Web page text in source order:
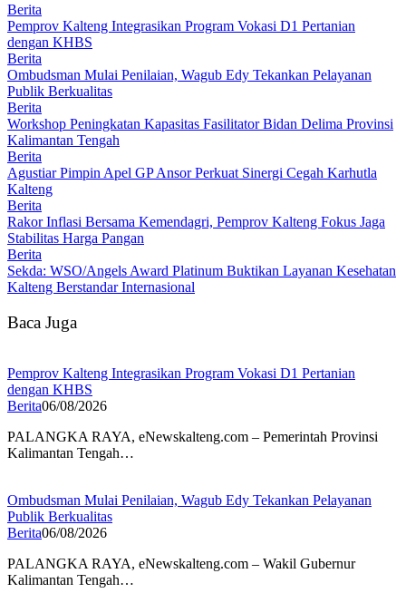
Berita
Pemprov Kalteng Integrasikan Program Vokasi D1 Pertanian
dengan KHBS
Berita
Ombudsman Mulai Penilaian, Wagub Edy Tekankan Pelayanan
Publik Berkualitas
Berita
Workshop Peningkatan Kapasitas Fasilitator Bidan Delima Provinsi
Kalimantan Tengah
Berita
Agustiar Pimpin Apel GP Ansor Perkuat Sinergi Cegah Karhutla
Kalteng
Berita
Rakor Inflasi Bersama Kemendagri, Pemprov Kalteng Fokus Jaga
Stabilitas Harga Pangan
Berita
Sekda: WSO/Angels Award Platinum Buktikan Layanan Kesehatan
Kalteng Berstandar Internasional
Baca Juga
Pemprov Kalteng Integrasikan Program Vokasi D1 Pertanian
dengan KHBS
Berita06/08/2026
PALANGKA RAYA, eNewskalteng.com – Pemerintah Provinsi
Kalimantan Tengah…
Ombudsman Mulai Penilaian, Wagub Edy Tekankan Pelayanan
Publik Berkualitas
Berita06/08/2026
PALANGKA RAYA, eNewskalteng.com – Wakil Gubernur
Kalimantan Tengah…